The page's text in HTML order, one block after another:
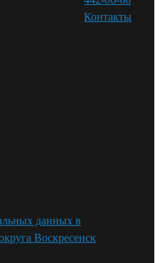
Контакты⁠
данных в
Воскресенск